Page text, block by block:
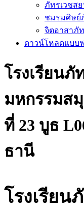
ภัทรเวชส
ชมรมศิษย์
จิตอาสาภั
ดาวน์โหลดแบบ
โรงเรียนภั
มหกรรมส
ที่ 23 บูธ
ธานี
โรงเรียน